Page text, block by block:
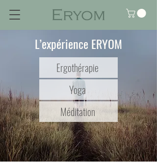
L’expérience ERYOM
Ergothérapie
Yoga
Méditation